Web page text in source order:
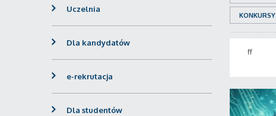
KONKURSY
ff
Uczelnia
Dla kandydatów
e-rekrutacja
Dla studentów